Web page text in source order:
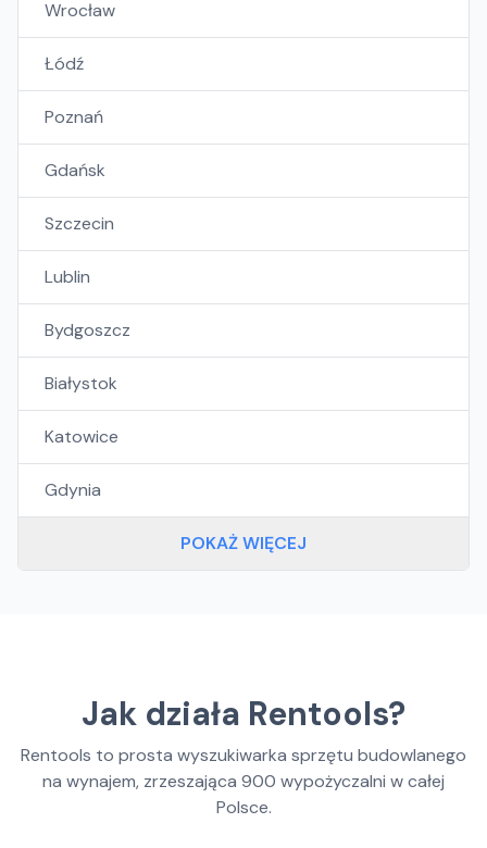
Wrocław
Łódź
Poznań
Gdańsk
Szczecin
Lublin
Bydgoszcz
Białystok
Katowice
Gdynia
POKAŻ WIĘCEJ
Jak działa Rentools?
Rentools to prosta wyszukiwarka sprzętu budowlanego
na wynajem, zrzeszająca 900 wypożyczalni w całej
Polsce.